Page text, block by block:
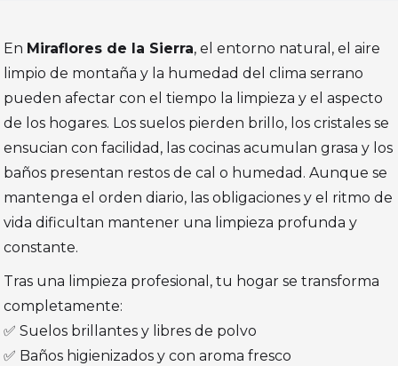
En Miraflores de la Sierra, el entorno natural, el aire
limpio de montaña y la humedad del clima serrano
pueden afectar con el tiempo la limpieza y el aspecto
de los hogares. Los suelos pierden brillo, los cristales se
ensucian con facilidad, las cocinas acumulan grasa y los
baños presentan restos de cal o humedad. Aunque se
mantenga el orden diario, las obligaciones y el ritmo de
vida dificultan mantener una limpieza profunda y
constante.
Tras una limpieza profesional, tu hogar se transforma
completamente:
✅ Suelos brillantes y libres de polvo
✅ Baños higienizados y con aroma fresco